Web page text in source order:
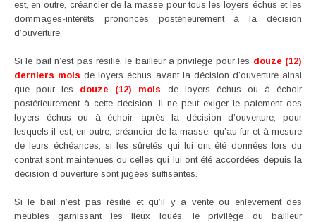
est, en outre, créancier de la masse pour tous les loyers échus et les
dommages-intérêts prononcés postérieurement à la décision
d’ouverture.
Si le bail n’est pas résilié, le bailleur a privilège pour les douze (12)
derniers mois de loyers échus avant la décision d’ouverture ainsi
que pour les douze (12) mois de loyers échus ou à échoir
postérieurement à cette décision. Il ne peut exiger le paiement des
loyers échus ou à échoir, après la décision d’ouverture, pour
lesquels il est, en outre, créancier de la masse, qu’au fur et à mesure
de leurs échéances, si les sûretés qui lui ont été données lors du
contrat sont maintenues ou celles qui lui ont été accordées depuis la
décision d’ouverture sont jugées suffisantes.
Si le bail n’est pas résilié et qu’il y a vente ou enlèvement des
meubles garnissant les lieux loués, le privilège du bailleur